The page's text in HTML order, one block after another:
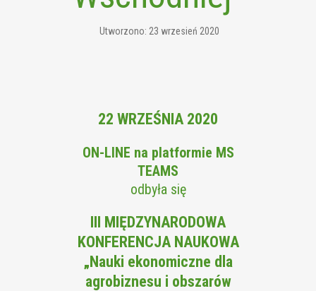
Utworzono: 23 wrzesień 2020
22 WRZEŚNIA 2020
ON-LINE na platformie MS
TEAMS
odbyła się
III MIĘDZYNARODOWA
KONFERENCJA NAUKOWA
„Nauki ekonomiczne dla
agrobiznesu i obszarów